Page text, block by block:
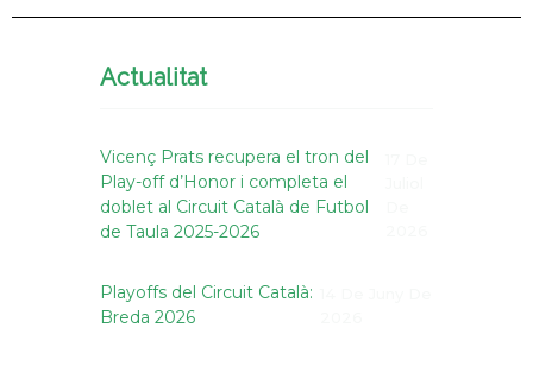
Actualitat
Vicenç Prats recupera el tron del
Play-off d’Honor i completa el
doblet al Circuit Català de Futbol
de Taula 2025-2026
Playoffs del Circuit Català:
Breda 2026